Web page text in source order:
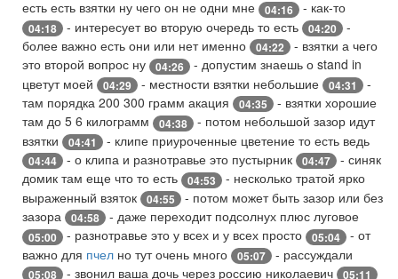
есть есть взятки ну чего он не одни мне 04:16 - как-то
04:18 - интересует во вторую очередь то есть 04:20
-
более важно есть они или нет именно
04:22
- взятки а чего
это второй вопрос ну
04:26
- допустим знаешь о stand in
цветут моей
04:29 - местности взятки небольшие 04:31
-
там порядка 200 300 грамм акация
04:35
- взятки хорошие
там до 5 6 килограмм
04:38
- потом небольшой зазор идут
взятки
04:41 - клипе приуроченные цветение то есть ведь
04:44 - о клипа и разнотравье это пустырник 04:47
- синяк
домик там еще что то есть
04:53
- несколько тратой ярко
выраженный взяток
04:55
- потом может быть зазор или без
зазора
04:58 - даже переходит подсолнух плюс луговое
05:00 - разнотравье это у всех и у всех просто 05:04
- от
важно для пчел но тут очень много 05:07 - рассуждали
05:08 - звонил ваша дочь через россию николаевич 05:11